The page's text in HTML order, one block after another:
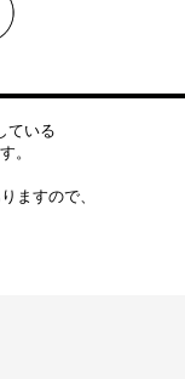
ている
。
ますので、